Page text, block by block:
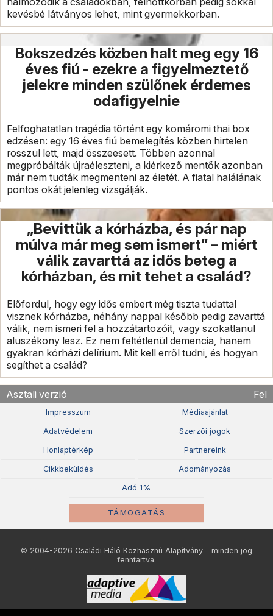
kevésbé látványos lehet, mint gyermekkorban.
Bokszedzés közben halt meg egy 16
éves fiú - ezekre a figyelmeztető
jelekre minden szülőnek érdemes
odafigyelnie
Felfoghatatlan tragédia történt egy komáromi thai box
edzésen: egy 16 éves fiú bemelegítés közben hirtelen
rosszul lett, majd összeesett. Többen azonnal
megpróbálták újraéleszteni, a kiérkező mentők azonban
már nem tudták megmenteni az életét. A fiatal halálának
pontos okát jelenleg vizsgálják.
„Bevittük a kórházba, és pár nap
múlva már meg sem ismert” – miért
válik zavarttá az idős beteg a
kórházban, és mit tehet a család?
Előfordul, hogy egy idős embert még tiszta tudattal
visznek kórházba, néhány nappal később pedig zavarttá
válik, nem ismeri fel a hozzátartozóit, vagy szokatlanul
aluszékony lesz. Ez nem feltétlenül demencia, hanem
gyakran kórházi delírium. Mit kell erről tudni, és hogyan
segíthet a család?
Asztali verzió Fel
Impresszum Médiaajánlat
Adatvédelem Szerzõi jogok
Honlaptérkép Partnereink
Cikkbeküldés Adományozás
Adó 1%
TÁMOGATÁS
© 2004-2026 Családi Háló Közhasznú Alapítvány - minden jog
fenntartva.